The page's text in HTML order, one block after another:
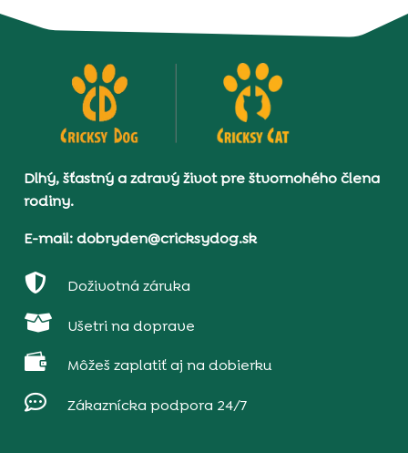
Dlhý, šťastný a zdravý život pre štvornohého člena
rodiny.
E-mail: dobryden@cricksydog.sk
 Doživotná záruka
 Ušetri na doprave
 Môžeš zaplatiť aj na dobierku
 Zákaznícka podpora 24/7